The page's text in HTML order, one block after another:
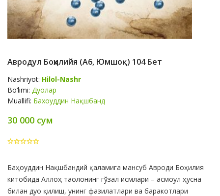
Авродул Боҳилийя (А6, Юмшоқ) 104 Бет
Nashriyot: Hilol-Nashr
Bo‘limi: Дуолар
Muallifi: Бахоуддин Нақшбанд
30 000 сум
Product
Summery
Баҳоуддин Нақшбандий қаламига мансуб Авроди Боҳилия
китобида Аллоҳ таолонинг гўзал исмлари – асмоул ҳусна
билан дуо қилиш, унинг фазилатлари ва баракотлари